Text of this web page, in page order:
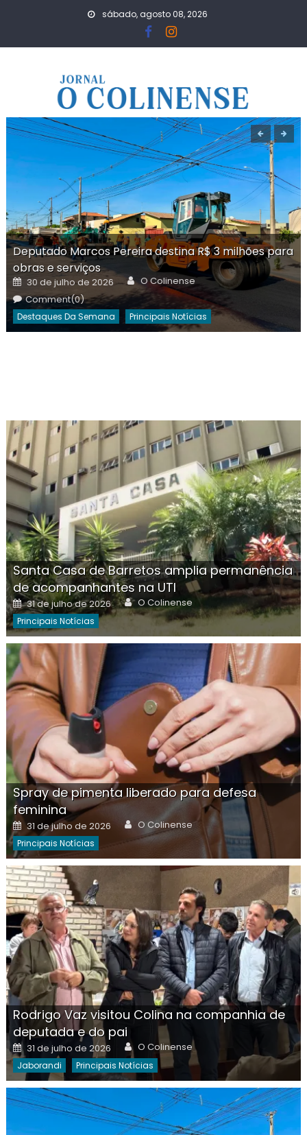
sábado, agosto 08, 2026
Deputado Marcos Pereira destina R$ 3 milhões para
obras e serviços
Posted
on
30 de julho de 2026 Author
O Colinense
Comment(0)
Destaques Da Semana Principais Notícias
Santa Casa de Barretos amplia permanência
de acompanhantes na UTI
Posted
on
31 de julho de 2026 Author
O Colinense
Principais Notícias
Spray de pimenta liberado para defesa
feminina
Posted
on
31 de julho de 2026 Author
O Colinense
Principais Notícias
Rodrigo Vaz visitou Colina na companhia de
deputada e do pai
Posted
on
31 de julho de 2026 Author
O Colinense
Jaborandi Principais Notícias